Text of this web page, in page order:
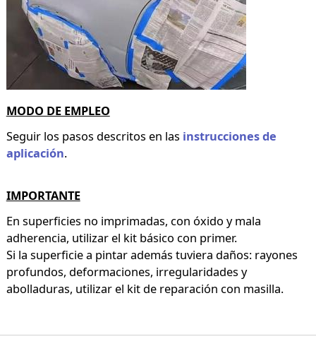
MODO DE EMPLEO
Seguir los pasos descritos en las instrucciones de
aplicación.
IMPORTANTE
En superficies no imprimadas, con óxido y mala
adherencia, utilizar el kit básico con primer.
Si la superficie a pintar además tuviera daños: rayones
profundos, deformaciones, irregularidades y
abolladuras, utilizar el kit de reparación con masilla.